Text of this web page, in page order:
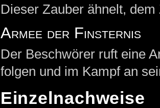
Dieser Zauber ähnelt,
Armee der Finsternis
Der Beschwörer ruft eine
folgen und im Kampf an
Einzelnachweise